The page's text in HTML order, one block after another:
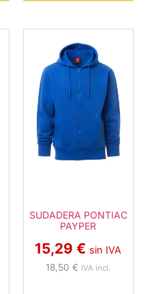
SUDADERA PONTIAC
PAYPER
15,29€ sin IVA
18,50€ IVA incl.